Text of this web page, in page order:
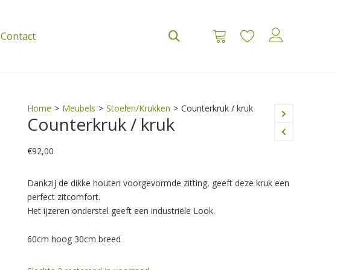
Contact
Home > Meubels > Stoelen/Krukken > Counterkruk / kruk
Counterkruk / kruk
€92,00
Dankzij de dikke houten voorgevormde zitting, geeft deze kruk een
perfect zitcomfort.
​Het ijzeren onderstel geeft een industriële Look.
​60cm hoog 30cm breed